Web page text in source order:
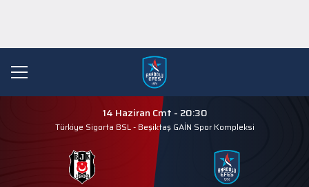
14 Haziran Cmt - 20:30
Türkiye Sigorta BSL- Beşiktaş GAİN Spor Kompleksi